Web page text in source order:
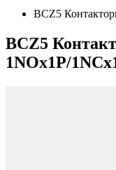
BCZ5
BCZ5
1NOx1P/